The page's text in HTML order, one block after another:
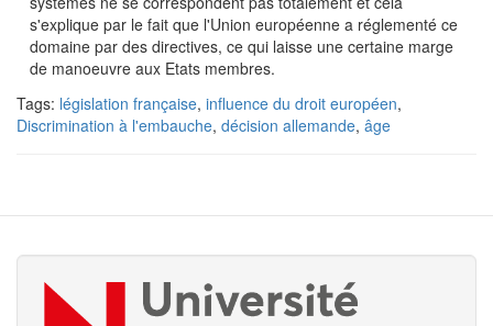
s'explique par le fait que l'Union européenne a réglementé ce
domaine par des directives, ce qui laisse une certaine marge
de manoeuvre aux Etats membres.
Tags: législation française, influence du droit européen,
Discrimination à l'embauche, décision allemande, âge